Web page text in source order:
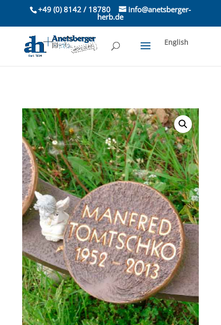
+49 (0) 8142 / 18780 info@anetsberger-
herb.de
English